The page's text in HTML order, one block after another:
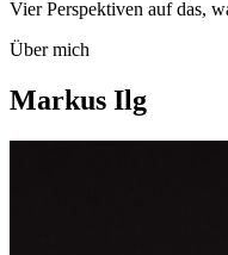
Vier Perspektiven auf das,
Über mich
Markus Ilg